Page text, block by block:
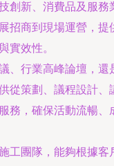
創新、消費品及服務
招商到現場運營，提
實效性。
、行業高峰論壇，還
從策劃、議程設計、
務，確保活動流暢、
工團隊，能夠根據客